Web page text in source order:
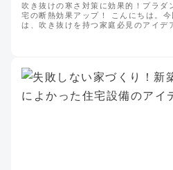
吹き抜けの寒さ対策に効果的！プラダ
宅の断熱効果アップ！ こんにちは。
は、吹き抜けを持つ家庭必見のアイデ